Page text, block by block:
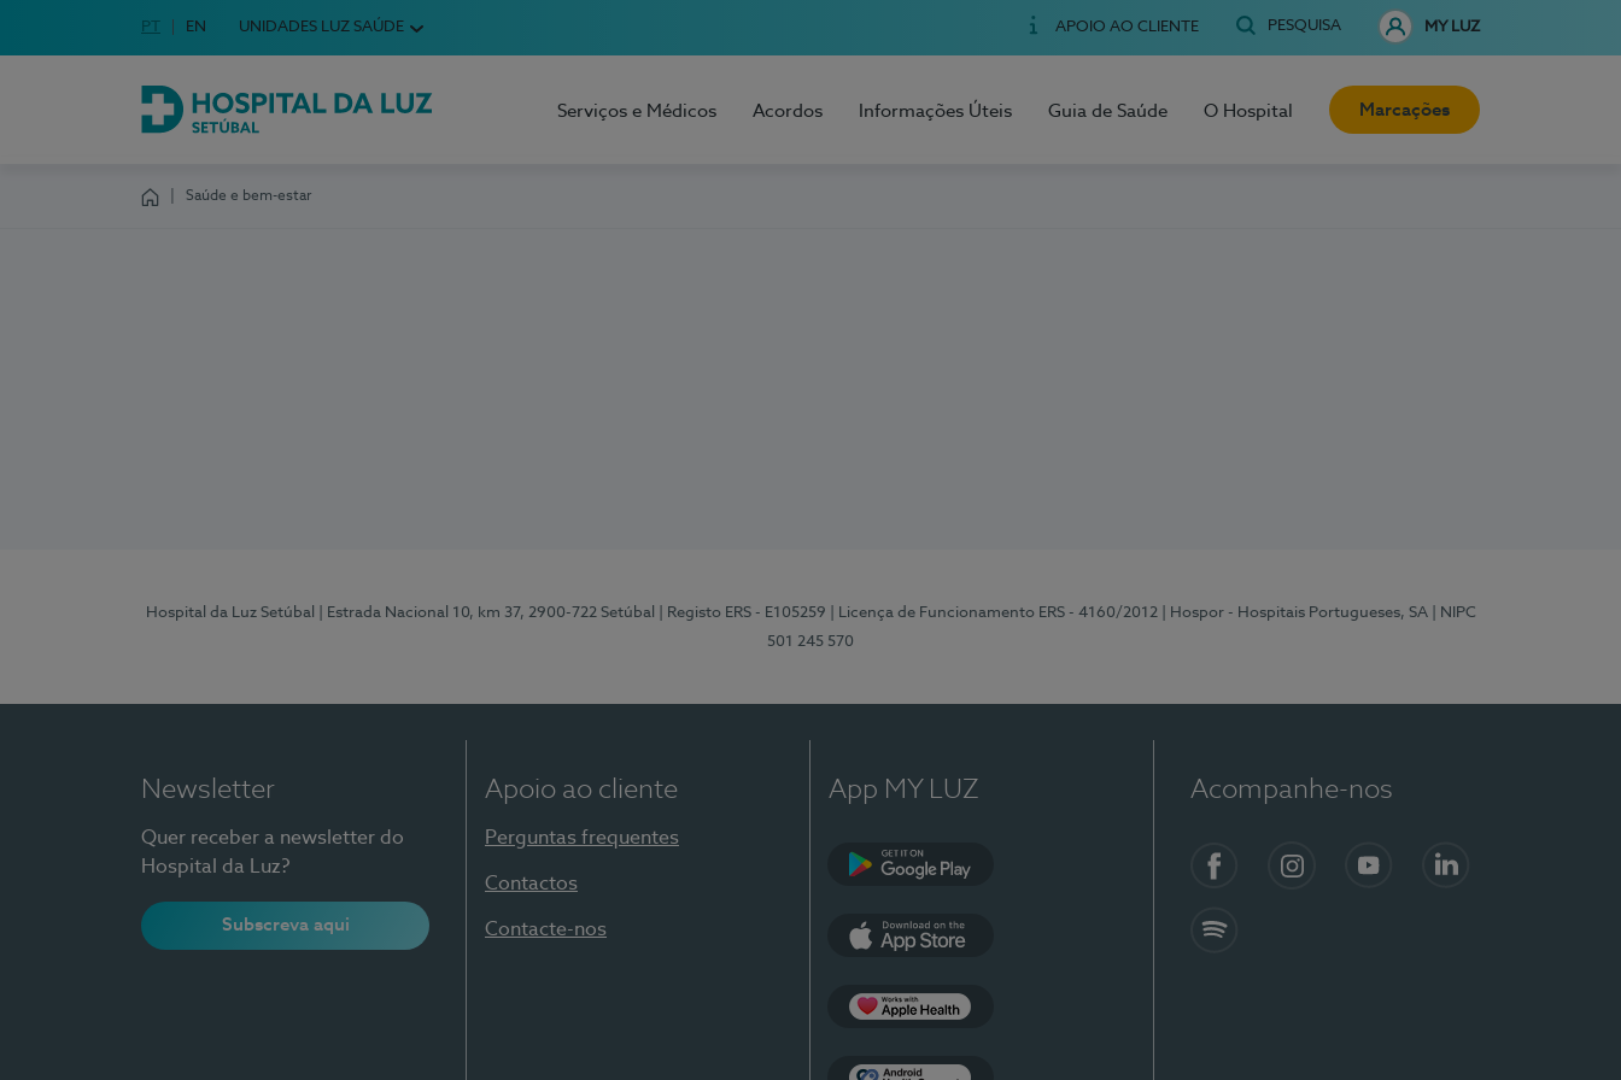
Escolha o seu idioma
Idioma em Português
PT English Language
EN UNIDADES LUZ SAÚDE APOIO AO CLIENTE PESQUISA MY LUZ
Hospital da Luz Setúbal
Serviços e Médicos Acordos Informações Úteis Guia de Saúde O Hospital Marcações
Saúde e bem-estar
Hospital da Luz Setúbal | Estrada Nacional 10, km 37, 2900-722 Setúbal | Registo ERS - E105259 | Licença de Funcionamento ERS - 4160/2012 | Hospor - Hospitais Portugueses, SA
| NIPC
501 245 570
Newsletter
Quer receber a newsletter do
Hospital da Luz?
Subscreva aqui
Apoio ao cliente
Perguntas frequentes
Contactos
Contacte-nos
App MY LUZ Acompanhe-nos